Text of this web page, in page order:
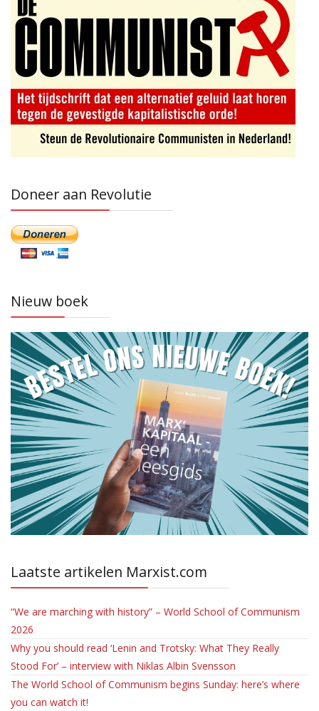
Doneer aan Revolutie
Nieuw boek
Laatste artikelen Marxist.com
“We are marching with history” – World School of Communism
2026
Why you should read ‘Lenin and Trotsky: What They Really
Stood For’ – interview with Niklas Albin Svensson
The World School of Communism begins Sunday: here’s where
you can watch it!